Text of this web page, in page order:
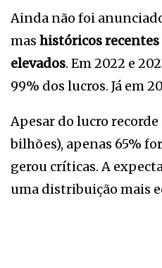
Ainda não foi
mas históricos
elevados. Em 2022 e
99% dos lucros. Já em
Apesar do lucro recorde
bilhões), apenas 65%
gerou críticas. A
uma distribuição mais